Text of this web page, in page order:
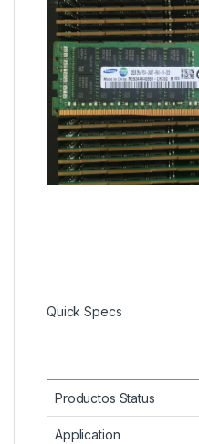
Quick Specs
Productos Status
Application